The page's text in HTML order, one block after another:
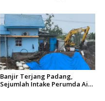
Banjir Terjang Padang,
Sejumlah Intake Perumda Air